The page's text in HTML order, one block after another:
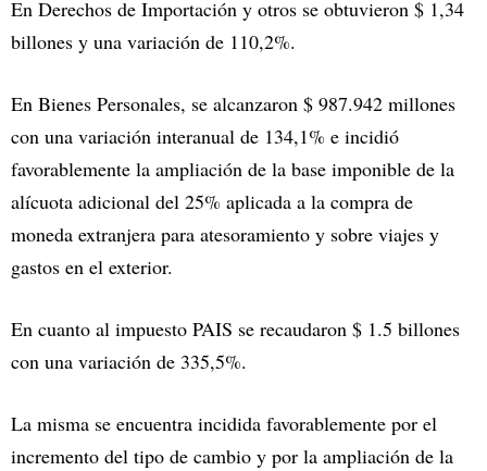
En Derechos de Importación y otros se obtuvieron $ 1,34
billones y una variación de 110,2%.
En Bienes Personales, se alcanzaron $ 987.942 millones
con una variación interanual de 134,1% e incidió
favorablemente la ampliación de la base imponible de la
alícuota adicional del 25% aplicada a la compra de
moneda extranjera para atesoramiento y sobre viajes y
gastos en el exterior.
En cuanto al impuesto PAIS se recaudaron $ 1.5 billones
con una variación de 335,5%.
La misma se encuentra incidida favorablemente por el
incremento del tipo de cambio y por la ampliación de la